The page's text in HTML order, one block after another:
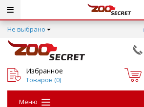
Не выбрано
Избранное
Товаров (0)
Меню